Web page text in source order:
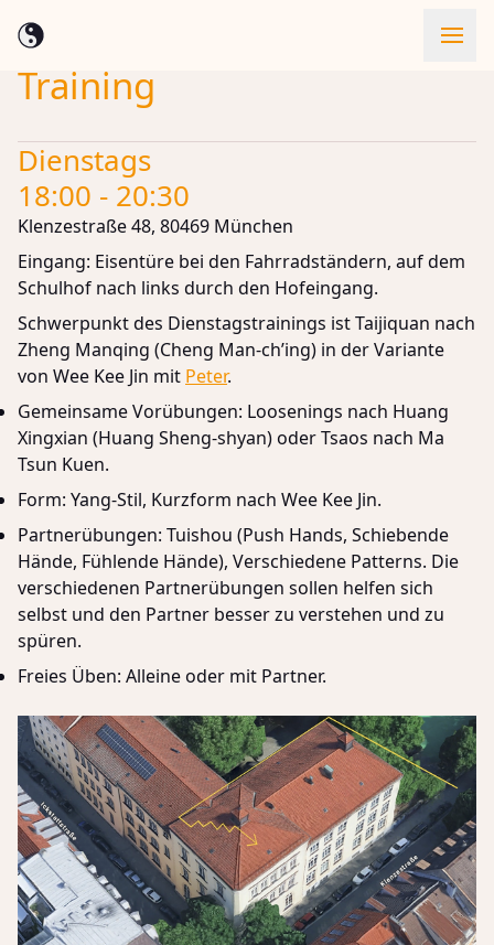
Skip to content
Training
Dienstags
18:00 - 20:30
Klenzestraße 48, 80469 München
Eingang: Eisentüre bei den Fahrradständern, auf dem
Schulhof nach links durch den Hofeingang.
Schwerpunkt des Dienstagstrainings ist Taijiquan nach
Zheng Manqing (Cheng Man-ch’ing) in der Variante
von Wee Kee Jin mit Peter.
Gemeinsame Vorübungen: Loosenings nach Huang
Xingxian (Huang Sheng-shyan) oder Tsaos nach Ma
Tsun Kuen.
Form: Yang-Stil, Kurzform nach Wee Kee Jin.
Partnerübungen: Tuishou (Push Hands, Schiebende
Hände, Fühlende Hände), Verschiedene Patterns. Die
verschiedenen Partnerübungen sollen helfen sich
selbst und den Partner besser zu verstehen und zu
spüren.
Freies Üben: Alleine oder mit Partner.